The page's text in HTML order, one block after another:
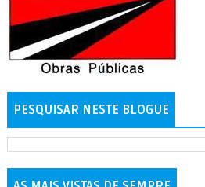
PESQUISAR NESTE BLOGUE